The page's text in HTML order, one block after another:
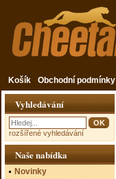
Košík Obchodní podmínky
Vyhledávání
rozšířené vyhledávání
Naše nabídka
Novinky